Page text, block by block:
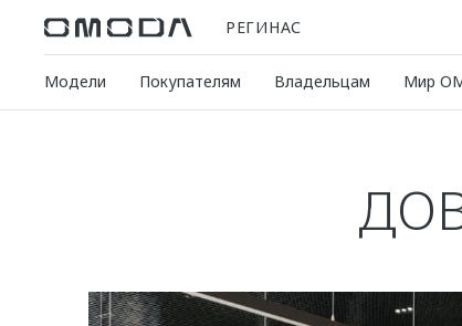
РЕГИНАС
Модели Покупателям Владельцам Мир